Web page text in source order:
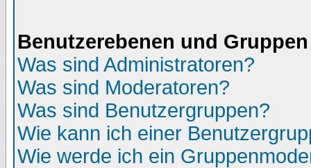
Benutzerebenen und Gruppen
Was sind Administratoren?
Was sind Moderatoren?
Was sind Benutzergruppen?
Wie kann ich einer
Wie werde ich ein